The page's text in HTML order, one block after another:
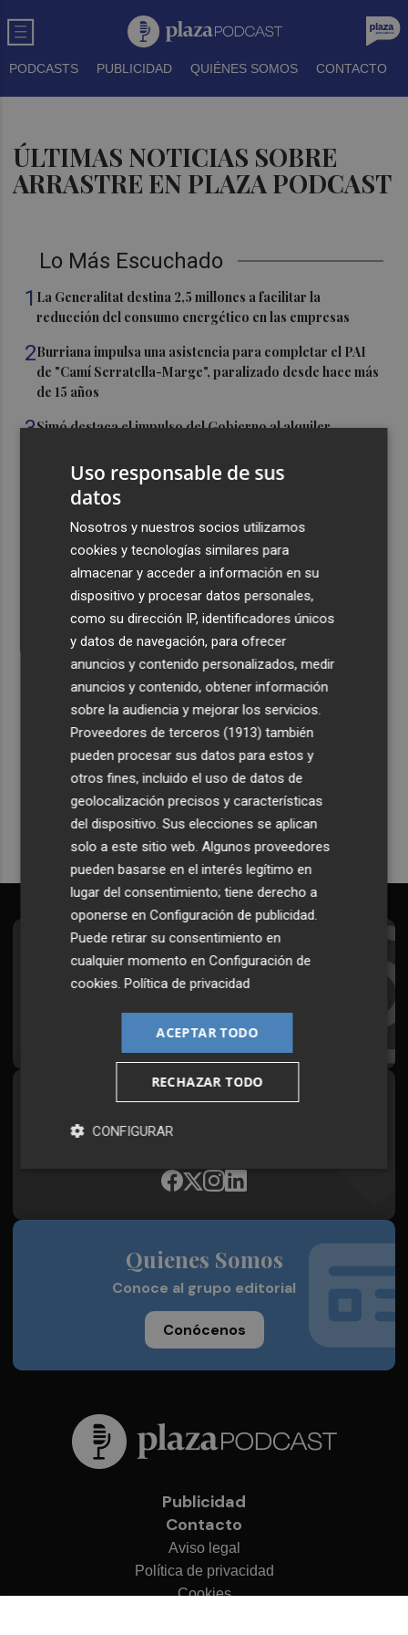
PODCASTS PUBLICIDAD QUIÉNES SOMOS CONTACTO
ÚLTIMAS NOTICIAS SOBRE
ARRASTRE EN PLAZA PODCAST
Lo Más Escuchado
1 La Generalitat destina 2,5 millones a facilitar la
reducción del consumo energético en las empresas
2Burriana impulsa una asistencia para completar el PAI
de "Camí Serratella-Marge", paralizado desde hace más
de 15 años
3Simó destaca el impulso del Gobierno al alquiler
euros de Carrasco"
Castelló adjudica a Civicons por 600.500 euros las
obras de reforma de la tenencia de alcaldía sur
Castelló acelera el montaje de la infraestructura en las
playas y el Planetari del eclipse para convertirlo en "un
evento histórico"
Recibe toda la actualidad de
Plaza Podcast en tu correo
Quiero suscribirme
Suscríbete al Boletín
Todos los días a primera hora en tu email
¡Quiero suscribirme!
Síguenos en redes
Plaza Podcast, desde cualquier medio
Quienes Somos
Conoce al grupo editorial
Conócenos
Publicidad
Contacto
Aviso legal
Política de privacidad
Cookies
Uso responsable de sus
datos
Nosotros y nuestros socios utilizamos
cookies y tecnologías similares para
almacenar y acceder a información en su
dispositivo y procesar datos personales,
como su dirección IP, identificadores únicos
y datos de navegación, para ofrecer
anuncios y contenido personalizados, medir
anuncios y contenido, obtener información
sobre la audiencia y mejorar los servicios.
Proveedores de terceros (1913) también
pueden procesar sus datos para estos y
otros fines, incluido el uso de datos de
geolocalización precisos y características
del dispositivo. Sus elecciones se aplican
solo a este sitio web. Algunos proveedores
pueden basarse en el interés legítimo en
lugar del consentimiento; tiene derecho a
oponerse enConfiguración de publicidad
Puede retirar su consentimiento en
cualquier momento enConfiguración de
cookies .Política de privacidad
ACEPTAR TODO
RECHAZAR TODO
CONFIGURAR